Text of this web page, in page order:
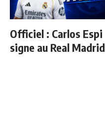
Officiel : Carlos Espi
signe au Real Madrid